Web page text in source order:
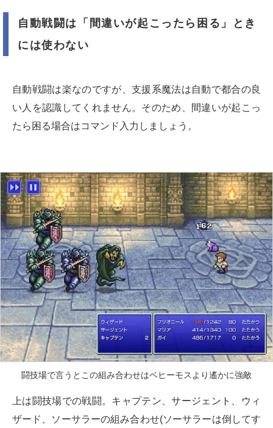
自動戦闘は「間違いが起こったら困る」とき
には使わない
自動戦闘は楽なのですが、支援系魔法は自動で都合の良
い人を認識してくれません。そのため、間違いが起こっ
たら困る場合はコマンド入力しましょう。
闘技場で言うとこの組み合わせはベヒーモスより遙かに強敵
上は闘技場での戦闘。キャプテン、サージェント、ウィ
ザード、ソーサラーの組み合わせ(ソーサラーは倒してす